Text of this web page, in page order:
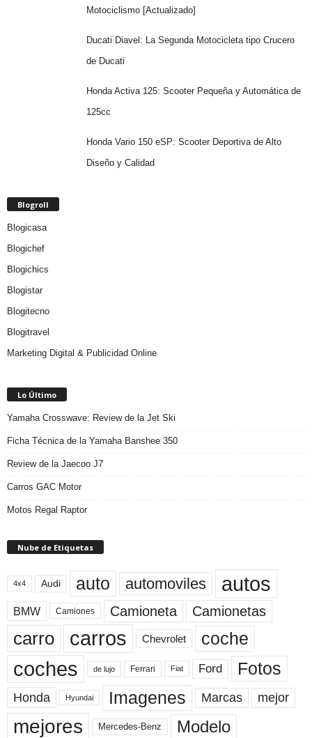
Motociclismo [Actualizado]
Ducati Diavel: La Segunda Motocicleta tipo Crucero
de Ducati
Honda Activa 125: Scooter Pequeña y Automática de
125cc
Honda Vario 150 eSP: Scooter Deportiva de Alto
Diseño y Calidad
Blogroll
Blogicasa
Blogichef
Blogichics
Blogistar
Blogitecno
Blogitravel
Marketing Digital & Publicidad Online
Lo Último
Yamaha Crosswave: Review de la Jet Ski
Ficha Técnica de la Yamaha Banshee 350
Review de la Jaecoo J7
Carros GAC Motor
Motos Regal Raptor
Nube de Etiquetas
4x4 Audi auto automoviles autos
BMW Camiones Camioneta Camionetas
carro carros Chevrolet coche
coches de lujo Ferrari Fiat Ford Fotos
Honda Hyundai Imagenes Marcas mejor
mejores Mercedes-Benz Modelo